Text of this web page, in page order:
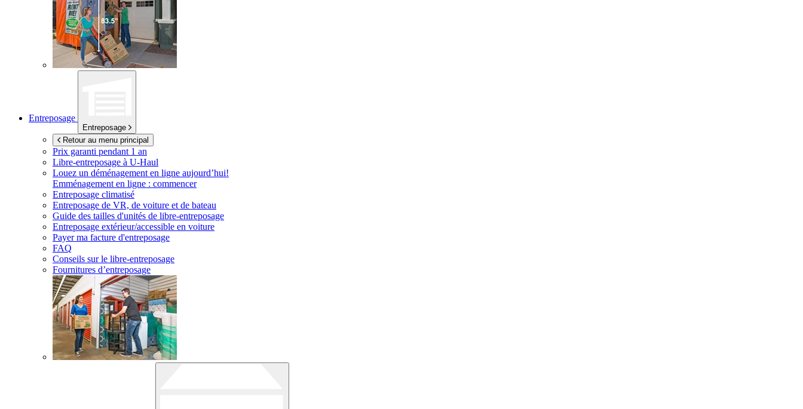
Entreposage
Entreposage
Retour au menu principal
Prix garanti pendant 1 an
Libre-entreposage à U-Haul
Louez un déménagement en ligne aujourd’hui!
Emménagement en ligne : commencer
Entreposage climatisé
Entreposage de VR, de voiture et de bateau
Guide des tailles d'unités de libre-entreposage
Entreposage extérieur/accessible en voiture
Payer ma facture d'entreposage
FAQ
Conseils sur le libre-entreposage
Fournitures d’entreposage